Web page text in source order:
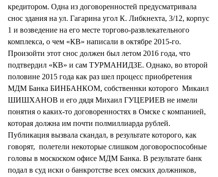
кредитором. Одна из договоренностей предусматривала
снос здания на ул. Гагарина угол К. Либкнехта, 3/12, корпус
1 и возведение на его месте торгово-развлекательного
комплекса, о чем «КВ» написали в октябре 2015-го.
Произойти этот снос должен был летом 2016 года, что
подтвердил «КВ» и сам ТУРМАНИДЗЕ. Однако, во второй
половине 2015 года как раз шел процесс приобретения
МДМ Банка БИНБАНКОМ, собственнки которого Микаил
ШИШХАНОВ и его дядя Михаил ГУЦЕРИЕВ не имели
понятия о каких-то договоренностях в Омске с компанией,
которая должна им почти полмиллиарда рублей.
Публикация вызвала скандал, в результате которого, как
говорят, полетели некоторые слишком договороспособные
головы в москоском офисе МДМ Банка. В результате банк
подал в суд иски о банкротстве всех омских должников,